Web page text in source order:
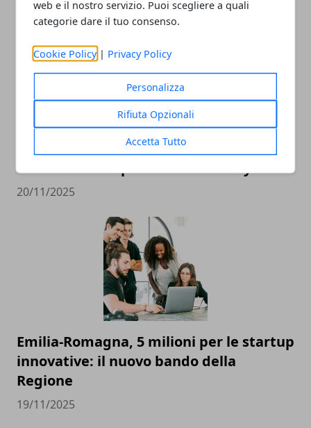
web e il nostro servizio. Puoi scegliere a quali
categorie dare il tuo consenso.
Cookie Policy | Privacy Policy
Personalizza
Rifiuta Opzionali
Accetta Tutto
A Maranello nasce il Polo M-Tech
“Alfredo Ferrari”: un campus
internazionale per la Motor Valley
20/11/2025
Emilia-Romagna, 5 milioni per le startup
innovative: il nuovo bando della
Regione
19/11/2025